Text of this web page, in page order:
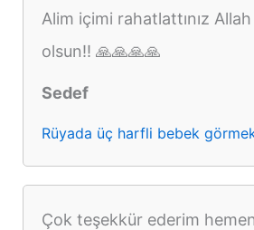
Alim içimi rahatlattınız
olsun!! 🙏🙏🙏🙏
Sedef
Rüyada üç harfli bebek
Çok teşekkür ederim hemen